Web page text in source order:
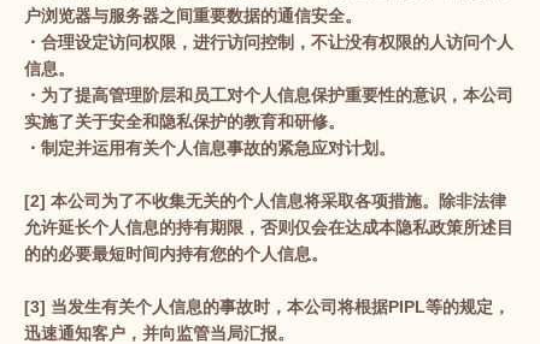
户浏览器与服务器之间重要数据的通信安全。
・合理设定访问权限，进行访问控制，不让没有权限的人访问个人
信息。
・为了提高管理阶层和员工对个人信息保护重要性的意识，本公司
实施了关于安全和隐私保护的教育和研修。
・制定并运用有关个人信息事故的紧急应对计划。
[2] 本公司为了不收集无关的个人信息将采取各项措施。除非法律
允许延长个人信息的持有期限，否则仅会在达成本隐私政策所述目
的的必要最短时间内持有您的个人信息。
[3] 当发生有关个人信息的事故时，本公司将根据PIPL等的规定，
迅速通知客户，并向监管当局汇报。